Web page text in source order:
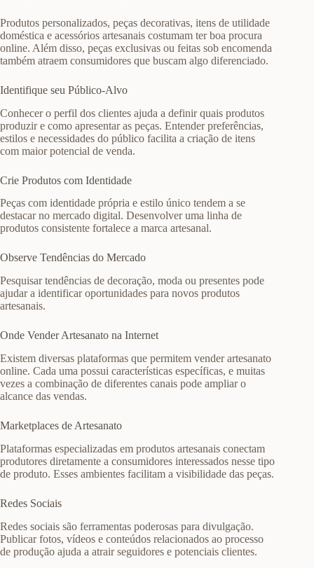
Produtos personalizados, peças decorativas, itens de utilidade
doméstica e acessórios artesanais costumam ter boa procura
online. Além disso, peças exclusivas ou feitas sob encomenda
também atraem consumidores que buscam algo diferenciado.
Identifique seu Público-Alvo
Conhecer o perfil dos clientes ajuda a definir quais produtos
produzir e como apresentar as peças. Entender preferências,
estilos e necessidades do público facilita a criação de itens
com maior potencial de venda.
Crie Produtos com Identidade
Peças com identidade própria e estilo único tendem a se
destacar no mercado digital. Desenvolver uma linha de
produtos consistente fortalece a marca artesanal.
Observe Tendências do Mercado
Pesquisar tendências de decoração, moda ou presentes pode
ajudar a identificar oportunidades para novos produtos
artesanais.
Onde Vender Artesanato na Internet
Existem diversas plataformas que permitem vender artesanato
online. Cada uma possui características específicas, e muitas
vezes a combinação de diferentes canais pode ampliar o
alcance das vendas.
Marketplaces de Artesanato
Plataformas especializadas em produtos artesanais conectam
produtores diretamente a consumidores interessados nesse tipo
de produto. Esses ambientes facilitam a visibilidade das peças.
Redes Sociais
Redes sociais são ferramentas poderosas para divulgação.
Publicar fotos, vídeos e conteúdos relacionados ao processo
de produção ajuda a atrair seguidores e potenciais clientes.